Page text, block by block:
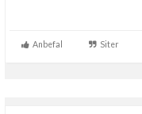
Anbefal Siter